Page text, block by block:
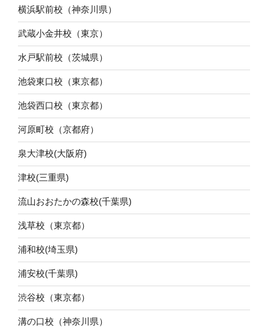
横浜駅前校（神奈川県）
武蔵小金井校（東京）
水戸駅前校（茨城県）
池袋東口校（東京都）
池袋西口校（東京都）
河原町校（京都府）
泉大津校(大阪府)
津校(三重県)
流山おおたかの森校(千葉県)
浅草校（東京都）
浦和校(埼玉県)
浦安校(千葉県)
渋谷校（東京都）
溝の口校（神奈川県）